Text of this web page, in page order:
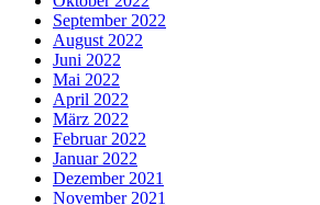
September 2022
August 2022
Juni 2022
Mai 2022
April 2022
März 2022
Februar 2022
Januar 2022
Dezember 2021
November 2021